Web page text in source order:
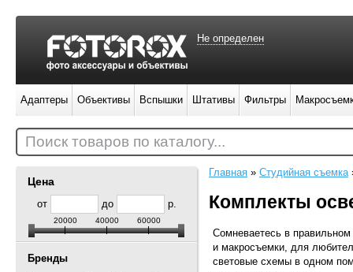
Цена
от до р.
20000 40000 60000
Бренды
Главная » Студийная съемка
Комплекты
Сомневаетесь в
и макросъемки, для
световые схемы в одном
Не определен
Адаптеры Объективы Вспышки Штативы Фильтры
Поиск товаров по каталогу...